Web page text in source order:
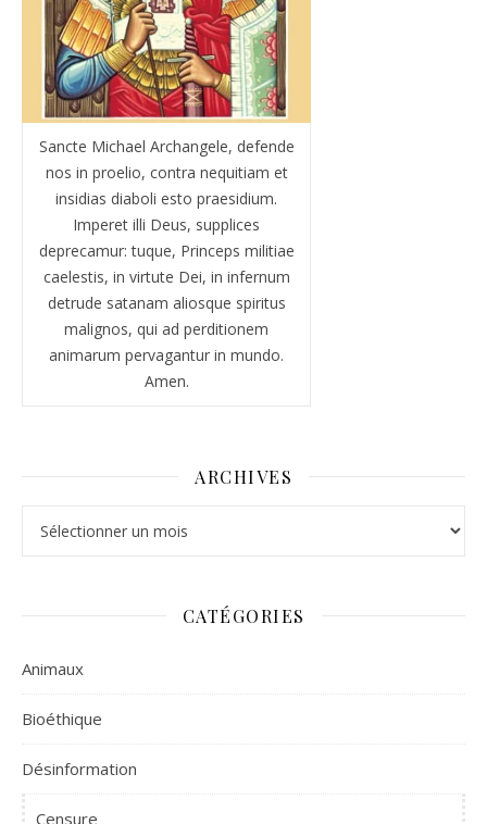
Sancte Michael Archangele, defende
nos in proelio, contra nequitiam et
insidias diaboli esto praesidium.
Imperet illi Deus, supplices
deprecamur: tuque, Princeps militiae
caelestis, in virtute Dei, in infernum
detrude satanam aliosque spiritus
malignos, qui ad perditionem
animarum pervagantur in mundo.
Amen.
ARCHIVES
CATÉGORIES
Animaux
Bioéthique
Désinformation
Censure